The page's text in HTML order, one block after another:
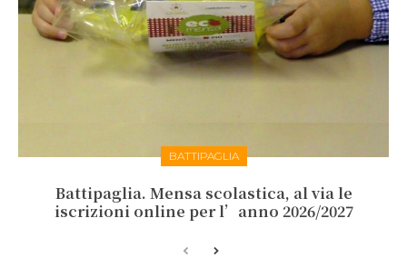
BATTIPAGLIA
Battipaglia. Mensa scolastica, al via le
iscrizioni online per l’anno 2026/2027